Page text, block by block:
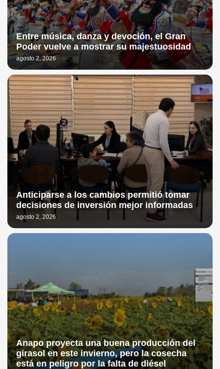
Entre música, danza y devoción, el Gran
Poder vuelve a mostrar su majestuosidad
agosto 2, 2026
Anticiparse a los cambios permitió tomar
decisiones de inversión mejor informadas
agosto 2, 2026
Anapo proyecta una buena producción del
girasol en este invierno, pero la cosecha
está en peligro por la falta de diésel